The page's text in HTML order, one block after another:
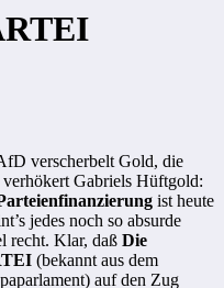
verscherbelt Gold, die
verhökert Gabriels Hüftgold:
ist heute
jedes noch so absurde
recht. Klar, daß Die
(bekannt aus dem
auf den Zug